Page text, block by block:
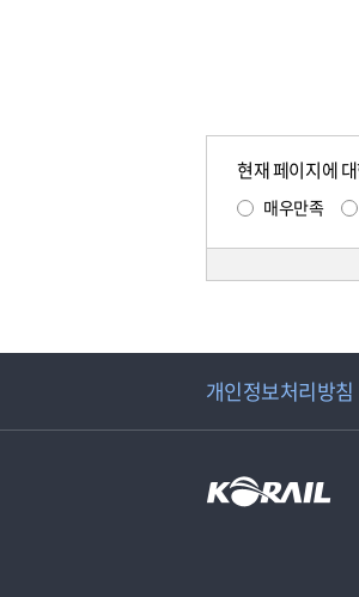
현재 페이지에
매우만족
개인정보처리방침